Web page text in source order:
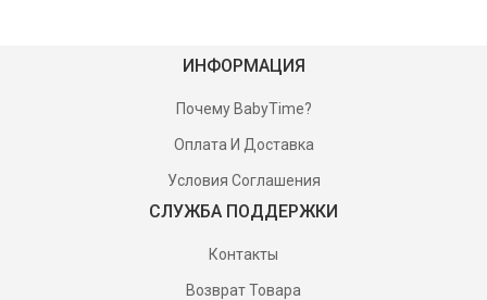
ИНФОРМАЦИЯ
Почему BabyTime?
Оплата И Доставка
Условия Соглашения
СЛУЖБА ПОДДЕРЖКИ
Контакты
Возврат Товара